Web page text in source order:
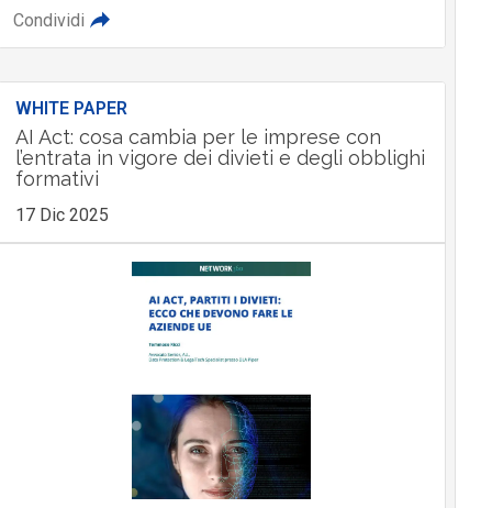
Condividi
WHITE PAPER
AI Act: cosa cambia per le imprese con
l’entrata in vigore dei divieti e degli obblighi
formativi
17 Dic 2025